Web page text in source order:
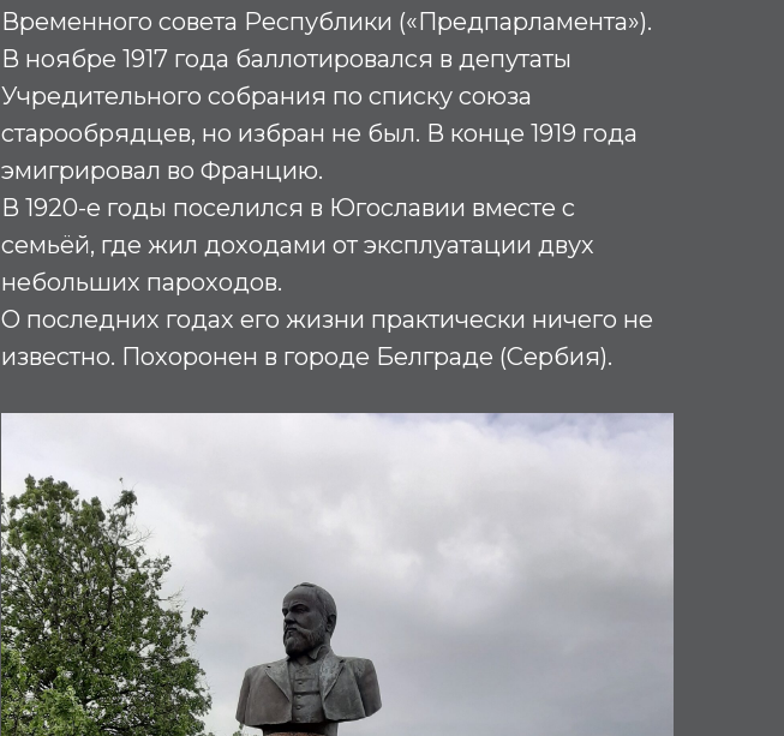
Временного совета Республики («Предпарламента»).
В ноябре 1917 года баллотировался в депутаты
Учредительного собрания по списку союза
старообрядцев, но избран не был. В конце 1919 года
эмигрировал во Францию.
В 1920-е годы поселился в Югославии вместе с
семьёй, где жил доходами от эксплуатации двух
небольших пароходов.
О последних годах его жизни практически ничего не
известно. Похоронен в городе Белграде (Сербия).